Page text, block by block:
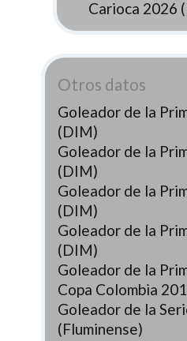
Carioca 2026
Otros datos
Goleador de la
(DIM)
Goleador de la
(DIM)
Goleador de la
(DIM)
Goleador de la
(DIM)
Goleador de la
Copa Colombia
Goleador de la
(Fluminense)